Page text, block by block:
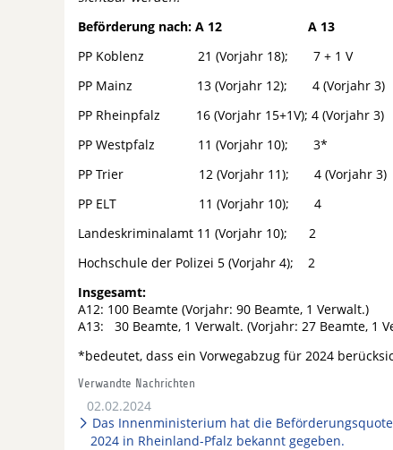
Beförderung nach: A 12 A 13
PP Koblenz 21 (Vorjahr 18); 7 + 1 V
PP Mainz 13 (Vorjahr 12); 4 (Vorjahr 3)
PP Rheinpfalz 16 (Vorjahr 15+1V); 4 (Vorjahr 3)
PP Westpfalz 11 (Vorjahr 10); 3*
PP Trier 12 (Vorjahr 11); 4 (Vorjahr 3)
PP ELT 11 (Vorjahr 10); 4
Landeskriminalamt 11 (Vorjahr 10); 2
Hochschule der Polizei 5 (Vorjahr 4); 2
Insgesamt:
A12: 100 Beamte (Vorjahr: 90 Beamte, 1 Verwalt.)
A13: 30 Beamte, 1 Verwalt. (Vorjahr: 27 Beamte, 1
*bedeutet, dass ein Vorwegabzug für 2024
Verwandte Nachrichten
02.02.2024
Das Innenministerium hat die
2024 in Rheinland-Pfalz bekannt gegeben.